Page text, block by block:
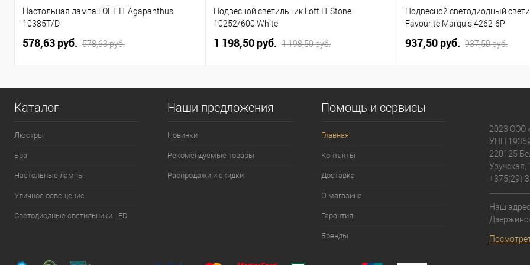
Настольная лампа LOFT IT Agapanthus
10385T/D
578,63 pуб. 578,63 pуб.
Подвесной светильник Loft IT Stone
10252/600 White
1 198,50 pуб. 1 198,50 pуб.
Подвесной светодиодный
Favourite Marquis 4262-6P
937,50 pуб. 937,50 pуб.
Каталог
Люстры
Бра
Настольные лампы
Уличное освещение
Светодиодные светильники LED
Наши предложения
Новинки
Рекомендуемые товары
Распродажи и скидки
Помощь и сервисы
Главная
Контакты
Доставка
О магазине
Гарантия
Бренды
2023 ООО
УНП
220125
Уручская,
+375(29)
Наш